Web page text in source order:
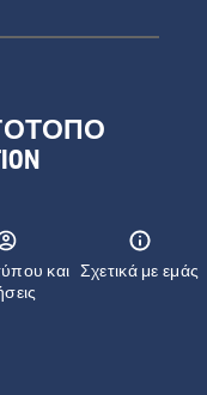
και Σχετικά με εμάς